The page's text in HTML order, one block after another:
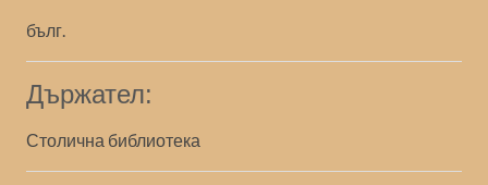
бълг.
Държател:
Столична библиотека